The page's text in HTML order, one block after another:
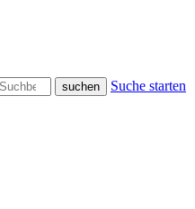
Suche starten